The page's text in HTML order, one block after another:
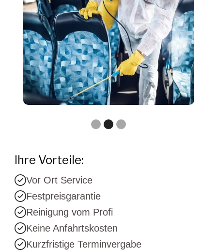
Ihre Vorteile:
Vor Ort Service
Festpreisgarantie
Reinigung vom Profi
Keine Anfahrtskosten
Kurzfristige Terminvergabe